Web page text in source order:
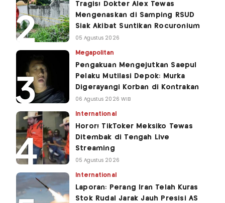
Tragis! Dokter Alex Tewas
Mengenaskan di Samping RSUD
Siak Akibat Suntikan Rocuronium
05 Agustus 2026
Megapolitan
Pengakuan Mengejutkan Saepul
Pelaku Mutilasi Depok: Murka
Digerayangi Korban di Kontrakan
06 Agustus 2026 WIB
International
Horor! TikToker Meksiko Tewas
Ditembak di Tengah Live
Streaming
05 Agustus 2026
International
Laporan: Perang Iran Telah Kuras
Stok Rudal Jarak Jauh Presisi AS